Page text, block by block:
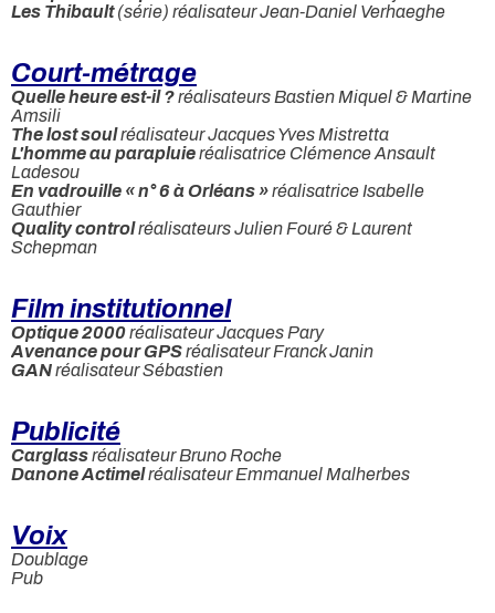
Les Thibault(série) réalisateur Jean-Daniel Verhaeghe
Court-métrage
Quelle heure est-il ?réalisateurs Bastien Miquel & Martine
Amsili
The lost soulréalisateur Jacques Yves Mistretta
L'homme au parapluieréalisatrice Clémence Ansault
Ladesou
En vadrouille « n° 6 à Orléans »réalisatrice Isabelle
Gauthier
Quality controlréalisateurs Julien Fouré & Laurent
Schepman
Film institutionnel
Optique 2000réalisateur Jacques Pary
Avenance pour GPSréalisateur Franck Janin
GANréalisateur Sébastien
Publicité
Carglassréalisateur Bruno Roche
Danone Actimelréalisateur Emmanuel Malherbes
Voix
Doublage
Pub